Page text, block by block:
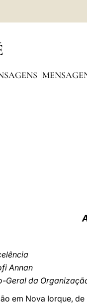
Annan
Geral da
em Nova Iorque,